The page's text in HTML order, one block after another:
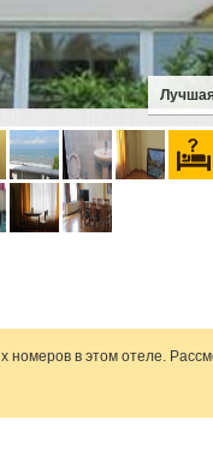
номеров в этом отеле.